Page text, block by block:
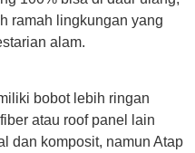
ramah lingkungan yang
alam.
bobot lebih ringan
atau roof panel lain
dan komposit, namun Atap